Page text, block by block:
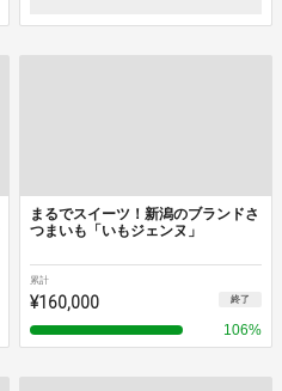
まるでスイーツ！新潟のブランドさ
つまいも「いもジェンヌ」
累計
¥160,000 終了
106%